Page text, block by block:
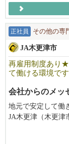
正社員 その他の専
JA木更津市
再雇用制度あり★
て働ける環境です
会社からのメッ
地元で安定して働
JA木更津（木更津